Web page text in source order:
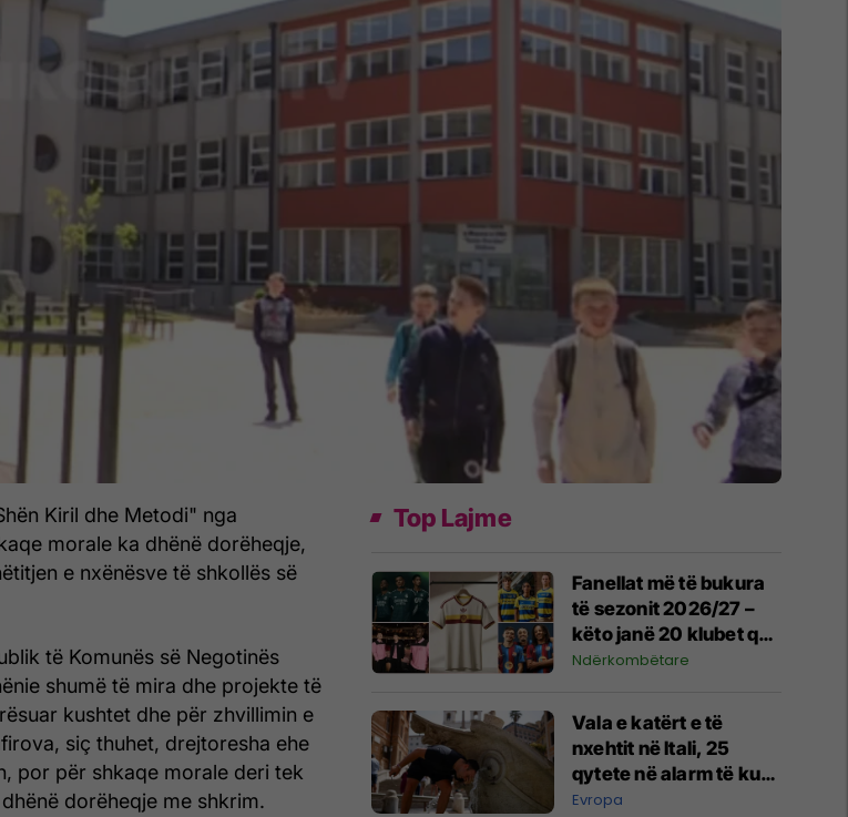
Kiril dhe Metodi" nga
morale ka dhënë dorëheqje,
e nxënësve të shkollës së
të Komunës së Negotinës
shumë të mira dhe projekte të
kushtet dhe për zhvillimin e
siç thuhet, drejtoresha ehe
por për shkaqe morale deri tek
dorëheqje me shkrim.
Top Lajme
Fanellat më të bukura
të sezonit 2026/27 –
këto janë 20 klubet që
spikatën me dizajnin e
Ndërkombëtare
Vala e katërt e të
nxehtit në Itali, 25
qytete në alarm të kuq
- probleme me
Evropa